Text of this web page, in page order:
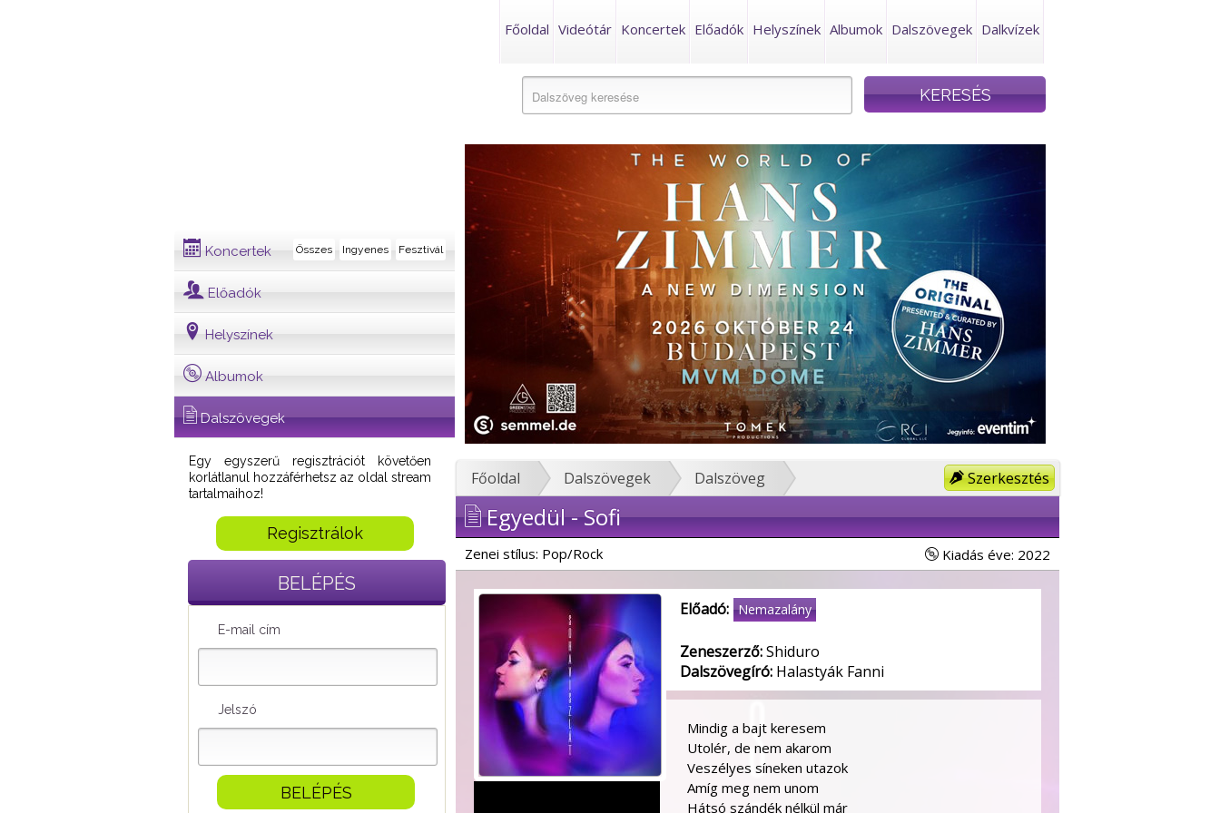
Főoldal Videótár Koncertek Előadók Helyszínek Albumok Dalszövegek Dalkvízek
Koncertek Fesztivál
Ingyenes
Összes
Előadók
Helyszínek
Albumok
Dalszövegek
Egy egyszerű regisztrációt követően
korlátlanul hozzáférhetsz az oldal stream
tartalmaihoz!
Regisztrálok
BELÉPÉS
E-mail cím
Jelszó
Szerkesztés
Főoldal Dalszövegek Dalszöveg
Egyedül - Sofi
Zenei stílus: Pop/Rock Kiadás éve: 2022
Előadó: Nemazalány
Zeneszerző:Shiduro
Dalszövegíró: Halastyák Fanni
Mindig a bajt keresem
Utolér, de nem akarom
Veszélyes síneken utazok
Amíg meg nem unom
Hátsó szándék nélkül már